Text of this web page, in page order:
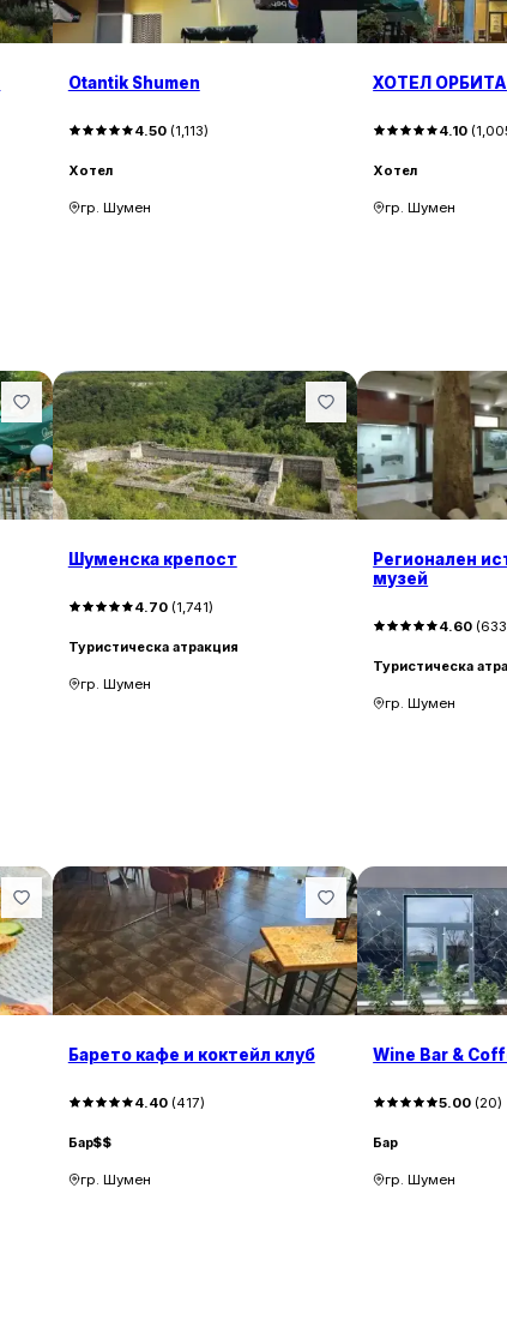
Otantik Shumen
4.50(1,113)
Хотел
гр. Шумен
ХОТЕЛ ОРБИТА
4.10 (
Хотел
гр. Шумен
Шуменска крепост
4.70(1,741)
Туристическа атракция
гр. Шумен
Регионален
музей
4.60 (633
Туристическа
гр. Шумен
Барето кафе и коктейл клуб
4.40(417)
Бар$$
гр. Шумен
Wine Bar &
5.00 (20)
Бар
гр. Шумен